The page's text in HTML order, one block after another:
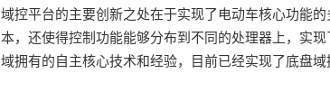
域控平台的主要创新之处在于实现了电动车核心功能
本，还使得控制功能能够分布到不同的处理器上，实
域拥有的自主核心技术和经验，目前已经实现了底盘域